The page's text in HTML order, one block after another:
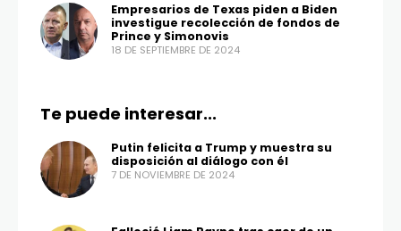
Empresarios de Texas piden a Biden
investigue recolección de fondos de
Prince y Simonovis
18 DE SEPTIEMBRE DE 2024
Te puede interesar...
Putin felicita a Trump y muestra su
disposición al diálogo con él
7 DE NOVIEMBRE DE 2024